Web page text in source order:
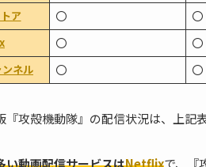
ア 〇 〇
〇 〇
ネル 〇 〇
『攻殻機動隊』の配信状況は、上記
い動画配信サービスはNetflixで、『